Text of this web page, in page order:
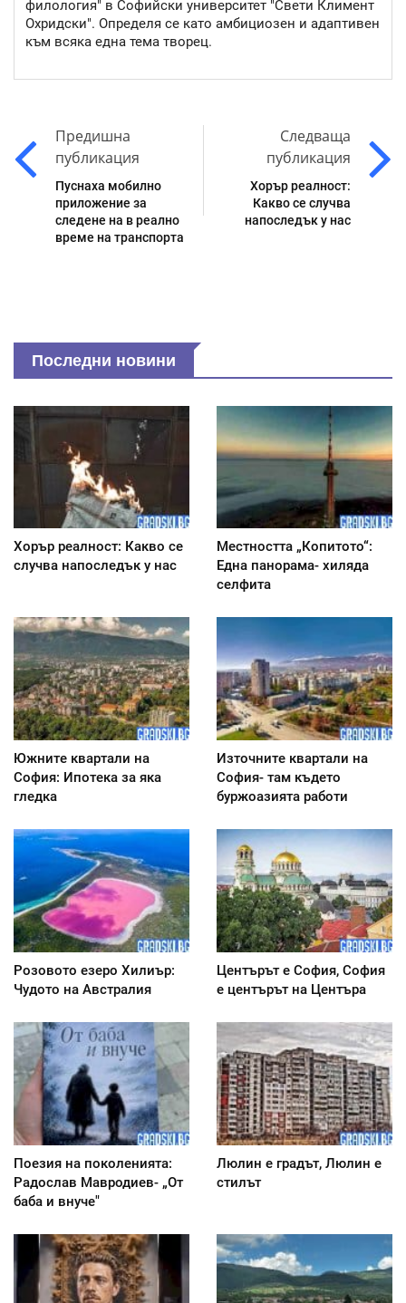
филология" в Софийски университет "Свети Климент
Охридски". Определя се като амбициозен и адаптивен
към всяка една тема творец.
Предишна
публикация
Пуснаха мобилно
приложение за
следене на в реално
време на транспорта
Следваща
публикация
Хорър реалност:
Какво се случва
напоследък у нас
Последни новини
Хорър реалност: Какво се
случва напоследък у нас
Местността „Копитото“:
Една панорама- хиляда
селфита
Южните квартали на
София: Ипотека за яка
гледка
Източните квартали на
София- там където
буржоазията работи
Розовото езеро Хилиър:
Чудото на Австралия
Центърът е София, София
е центърът на Центъра
Поезия на поколенията:
Радослав Мавродиев- „От
баба и внуче"
Люлин е градът, Люлин е
стилът